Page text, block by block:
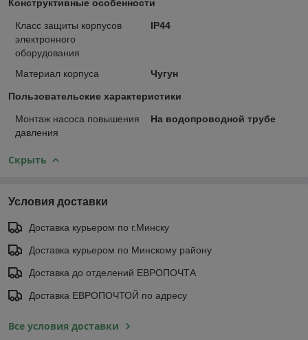
Конструктивные особенности
Класс защиты корпусов
электронного
оборудования
IP44
Материал корпуса Чугун
Пользовательские характеристики
Монтаж насоса повышения
давления
На водопроводной трубе
Скрыть
Условия доставки
Доставка курьером по г.Минску
Доставка курьером по Минскому району
Доставка до отделений ЕВРОПОЧТА
Доставка ЕВРОПОЧТОЙ по адресу
Все условия доставки